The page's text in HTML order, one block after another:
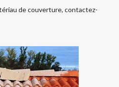
de couverture, contactez-